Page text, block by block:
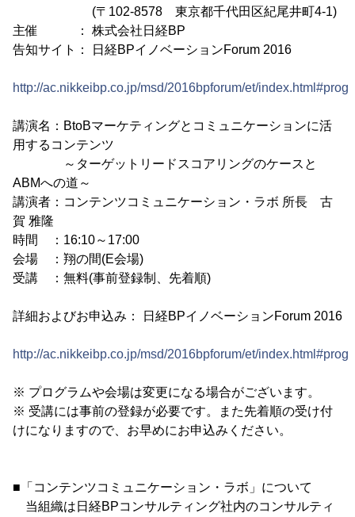
(〒102-8578 東京都千代田区紀尾井町4-1)
主催 ： 株式会社日経BP
告知サイト： 日経BPイノベーションForum 2016
http://ac.nikkeibp.co.jp/msd/2016bpforum/et/
講演名：BtoBマーケティングとコミュニケーションに活
用するコンテンツ
～ターゲットリードスコアリングのケースと
ABMへの道～
講演者：コンテンツコミュニケーション・ラボ 所長 古
賀 雅隆
時間 ：16:10～17:00
会場 ：翔の間(E会場)
受講 ：無料(事前登録制、先着順)
詳細およびお申込み： 日経BPイノベーションForum 2016
http://ac.nikkeibp.co.jp/msd/2016bpforum/et/
※ プログラムや会場は変更になる場合がございます。
※ 受講には事前の登録が必要です。また先着順の受け付
けになりますので、お早めにお申込みください。
■「コンテンツコミュニケーション・ラボ」について
当組織は日経BPコンサルティング社内のコンサルティ